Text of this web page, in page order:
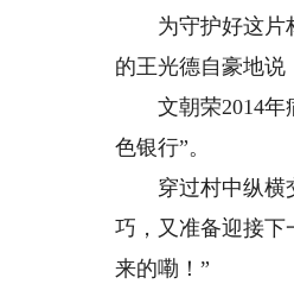
为守护好这片林
的王光德自豪地说
文朝荣2014年病
色银行”。
穿过村中纵横交
巧，又准备迎接下
来的嘞！”